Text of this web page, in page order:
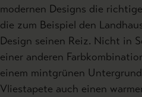
modernen Designs die
die zum Beispiel den
Design seinen Reiz. Nicht in
einer anderen
einem mintgrünen
Vliestapete auch einen